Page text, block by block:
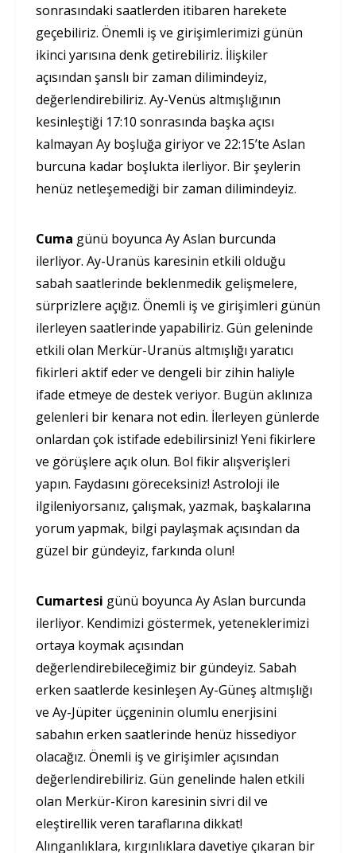
sonrasındaki saatlerden itibaren harekete
geçebiliriz. Önemli iş ve girişimlerimizi günün
ikinci yarısına denk getirebiliriz. İlişkiler
açısından şanslı bir zaman dilimindeyiz,
değerlendirebiliriz. Ay-Venüs altmışlığının
kesinleştiği 17:10 sonrasında başka açısı
kalmayan Ay boşluğa giriyor ve 22:15’te Aslan
burcuna kadar boşlukta ilerliyor. Bir şeylerin
henüz netleşemediği bir zaman dilimindeyiz.
Cuma günü boyunca Ay Aslan burcunda
ilerliyor. Ay-Uranüs karesinin etkili olduğu
sabah saatlerinde beklenmedik gelişmelere,
sürprizlere açığız. Önemli iş ve girişimleri günün
ilerleyen saatlerinde yapabiliriz. Gün geleninde
etkili olan Merkür-Uranüs altmışlığı yaratıcı
fikirleri aktif eder ve dengeli bir zihin haliyle
ifade etmeye de destek veriyor. Bugün aklınıza
gelenleri bir kenara not edin. İlerleyen günlerde
onlardan çok istifade edebilirsiniz! Yeni fikirlere
ve görüşlere açık olun. Bol fikir alışverişleri
yapın. Faydasını göreceksiniz! Astroloji ile
ilgileniyorsanız, çalışmak, yazmak, başkalarına
yorum yapmak, bilgi paylaşmak açısından da
güzel bir gündeyiz, farkında olun!
Cumartesi günü boyunca Ay Aslan burcunda
ilerliyor. Kendimizi göstermek, yeteneklerimizi
ortaya koymak açısından
değerlendirebileceğimiz bir gündeyiz. Sabah
erken saatlerde kesinleşen Ay-Güneş altmışlığı
ve Ay-Jüpiter üçgeninin olumlu enerjisini
sabahın erken saatlerinde henüz hissediyor
olacağız. Önemli iş ve girişimler açısından
değerlendirebiliriz. Gün genelinde halen etkili
olan Merkür-Kiron karesinin sivri dil ve
eleştirellik veren taraflarına dikkat!
Alınganlıklara, kırgınlıklara davetiye çıkaran bir